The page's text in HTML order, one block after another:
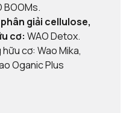
BOOMs.
giải cellulose,
cơ: WAO Detox.
cơ: Wao Mika,
Oganic Plus